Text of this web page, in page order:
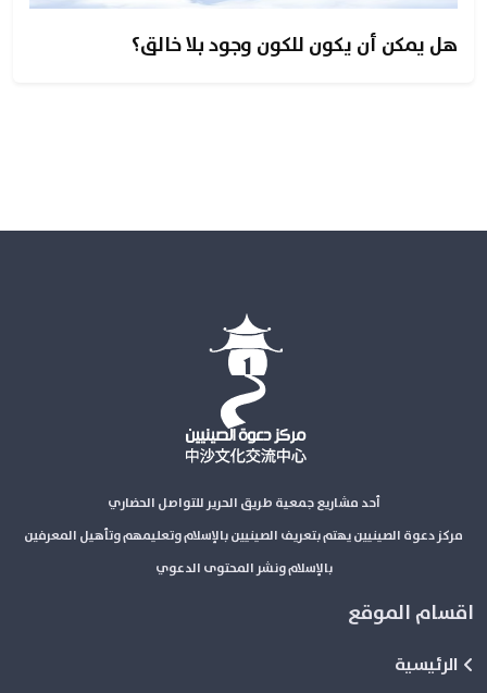
هل يمكن أن يكون للكون وجود بلا خالق؟
أحد مشاريع جمعية طريق الحرير للتواصل الحضاري
مركز دعوة الصينيين يهتم بتعريف الصينيين بالإسلام وتعليمهم وتأهيل المعرفين
بالإسلام ونشر المحتوى الدعوي
اقسام الموقع
الرئيسية